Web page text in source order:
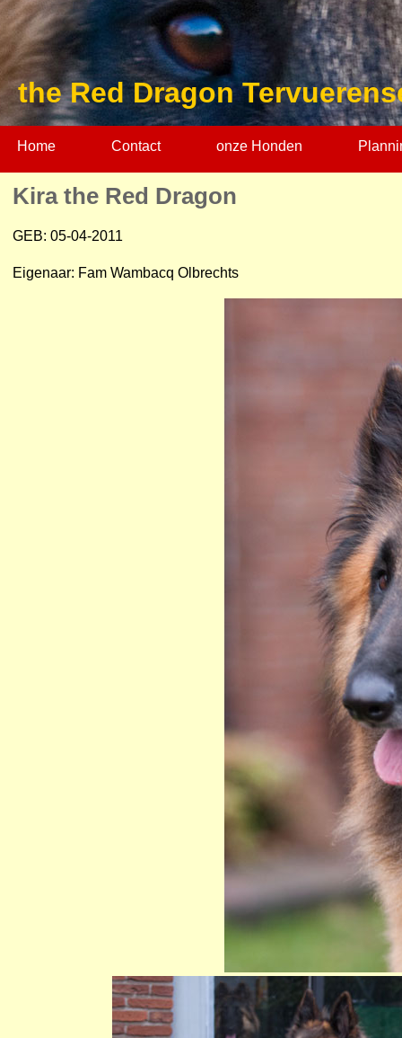
the Red Dragon
Home Contact onze Honden
Kira the Red Dragon
GEB: 05-04-2011
Eigenaar: Fam Wambacq Olbrechts